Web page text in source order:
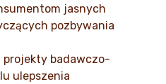
jasnych
pozbywania
projekty badawczo-
ulepszenia